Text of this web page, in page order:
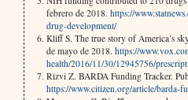
febrero de 2018. https://
drug-development/
Kliff S. The true story of America’s
de mayo de 2018. https://
health/2016/11/30/12945756/
Rizvi Z. BARDA Funding Tracker.
https://www.citizen.org/article/barda-